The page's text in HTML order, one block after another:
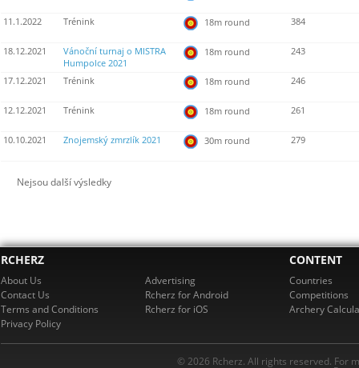
11.1.2022 Trénink 18m round 384
18.12.2021
Vánoční turnaj o MISTRA
Humpolce 2021
18m round 243
17.12.2021 Trénink 18m round 246
12.12.2021 Trénink 18m round 261
10.10.2021 Znojemský zmrzlík 2021 30m round 279
Nejsou další výsledky
RCHERZ
About Us
Contact Us
Terms and Conditions
Privacy Policy
Advertising
Rcherz for Android
Rcherz for iOS
CONTENT
Countries
Competitions
Archery
© 2026 Rcherz. All rights reserved. For